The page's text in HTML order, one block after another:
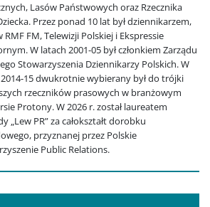
Lasów Państwowych oraz Rzecznika
Przez ponad 10 lat był dziennikarzem,
RMF FM, Telewizji Polskiej i Ekspressie
W latach 2001-05 był członkiem Zarządu
Stowarzyszenia Dziennikarzy Polskich. W
15 dwukrotnie wybierany był do trójki
rzeczników prasowych w branżowym
Protony. W 2026 r. został laureatem
„Lew PR” za całokształt dorobku
przyznanej przez Polskie
Public Relations.